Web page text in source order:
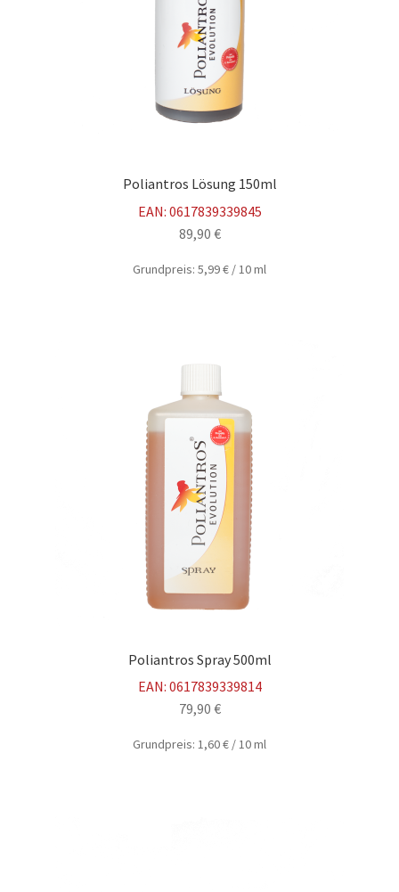
Poliantros Lösung 150ml
EAN: 0617839339845
89,90 €
Grundpreis: 5,99€ /10ml
Poliantros Spray 500ml
EAN: 0617839339814
79,90 €
Grundpreis: 1,60€ /10ml